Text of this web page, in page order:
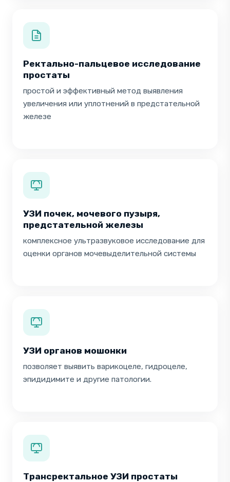
Ректально-пальцевое исследование
простаты
простой и эффективный метод выявления
увеличения или уплотнений в предстательной
железе
УЗИ почек, мочевого пузыря,
предстательной железы
комплексное ультразвуковое исследование для
оценки органов мочевыделительной системы
УЗИ органов мошонки
позволяет выявить варикоцеле, гидроцеле,
эпидидимите и другие патологии.
Трансректальное УЗИ простаты